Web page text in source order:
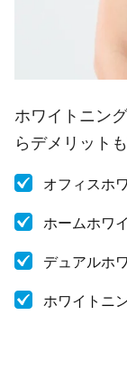
ホワイトニン
らデメリット
オフィスホ
ホームホワ
デュアルホ
ホワイトニ